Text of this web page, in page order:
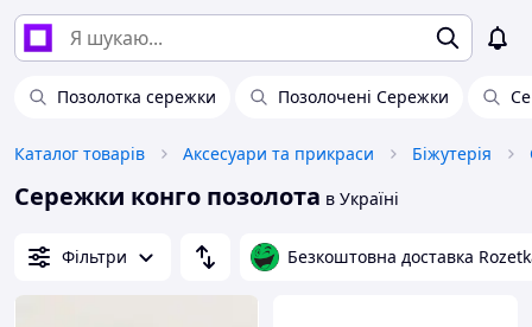
Позолотка сережки Позолочені Сережки
Каталог товарів Аксесуари та прикраси Біжутерія
Сережки конго позолота в Україні
Фільтри Безкоштовна доставка